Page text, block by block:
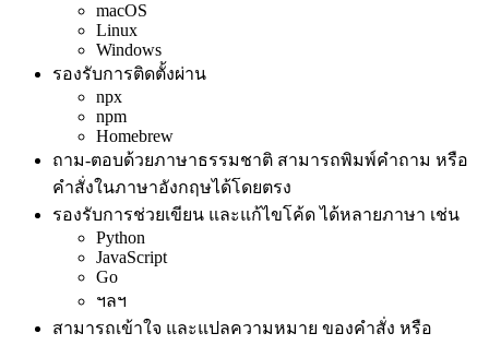
macOS
Linux
Windows
รองรับการติดตั้งผ่าน
npx
npm
Homebrew
ถาม-ตอบด้วยภาษาธรรมชาติ สามารถพิมพ์คำถาม หรือ
คำสั่งในภาษาอังกฤษได้โดยตรง
รองรับการช่วยเขียน และแก้ไขโค้ด ได้หลายภาษา เช่น
Python
JavaScript
Go
ฯลฯ
สามารถเข้าใจ และแปลความหมาย ของคำสั่ง หรือ